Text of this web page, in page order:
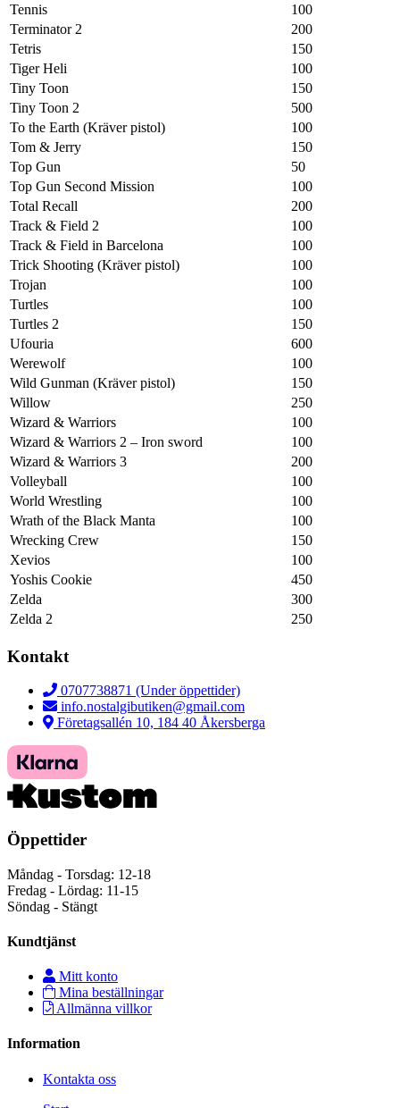
Tennis
100
Terminator 2
200
Tetris
150
Tiger Heli
100
Tiny Toon
150
Tiny Toon 2
500
To the Earth (Kräver pistol)
100
Tom & Jerry
150
Top Gun
50
Top Gun Second Mission
100
Total Recall
200
Track & Field 2
100
Track & Field in Barcelona
100
Trick Shooting (Kräver pistol)
100
Trojan
100
Turtles
100
Turtles 2
150
Ufouria
600
Werewolf
100
Wild Gunman (Kräver pistol)
150
Willow
250
Wizard & Warriors
100
Wizard & Warriors 2 – Iron sword
100
Wizard & Warriors 3
200
Volleyball
100
World Wrestling
100
Wrath of the Black Manta
100
Wrecking Crew
150
Xevios
100
Yoshis Cookie
450
Zelda
300
Zelda 2
250
Kontakt
0707738871 (Under öppettider)
info.nostalgibutiken@gmail.com
Företagsallén 10, 184 40 Åkersberga
Öppettider
Måndag - Torsdag: 12-18
Fredag - Lördag: 11-15
Söndag - Stängt
Kundtjänst
Mitt konto
Mina beställningar
Allmänna villkor
Information
Kontakta oss